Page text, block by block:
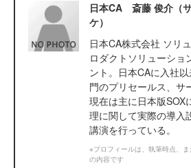
日本CA 斎藤 俊介（
ケ）
日本CA株式会社 ソリ
ロダクトソリューショ
ント。日本CAに入社
門のプリセールス、サ
現在は主に日本版SOX
理に関して実際の導入
講演を行っている。
※プロフィールは、執筆時点、
の内容です